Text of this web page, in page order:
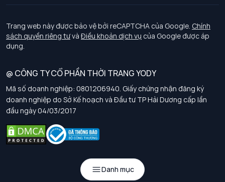
Danh mục
Chính sách bảo vệ dữ liệu cá nhân
Chính sách thanh toán, giao nhận
Chính sách chất lượng và an toàn sức khoẻ nghề nghiệp
Chính sách đơn đồng phục
Hướng dẫn chọn kích thước
Tuyển dụng
Trang web này được bảo vệ bởi reCAPTCHA của Google. Chính
sách quyền riêng tưvà Điều khoản dịch vụ của Google được áp
dụng.
@ CÔNG TY CỔ PHẦN THỜI TRANG YODY
Mã số doanh nghiệp: 0801206940. Giấy chứng nhận đăng ký
doanh nghiệp do Sở Kế hoạch và Đầu tư TP Hải Dương cấp lần
đầu ngày 04/03/2017